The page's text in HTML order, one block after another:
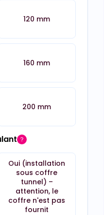
120 mm
160 mm
200 mm
Oui (installation
sous coffre
tunnel) –
attention, le
coffre n'est pas
fournit